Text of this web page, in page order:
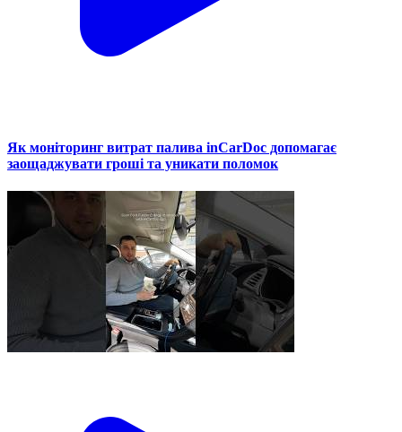
Як моніторинг витрат палива inCarDoc допомагає
заощаджувати гроші та уникати поломок